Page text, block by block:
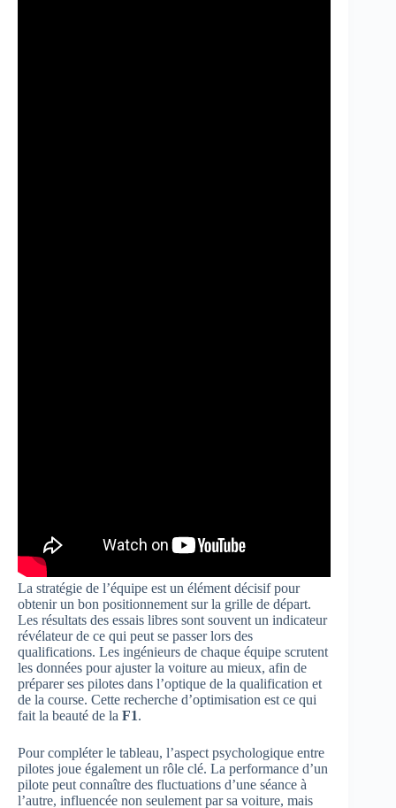
La stratégie de l’équipe est un élément décisif pour
obtenir un bon positionnement sur la grille de départ.
Les résultats des essais libres sont souvent un indicateur
révélateur de ce qui peut se passer lors des
qualifications. Les ingénieurs de chaque équipe scrutent
les données pour ajuster la voiture au mieux, afin de
préparer ses pilotes dans l’optique de la qualification et
de la course. Cette recherche d’optimisation est ce qui
fait la beauté de la F1.
Pour compléter le tableau, l’aspect psychologique entre
pilotes joue également un rôle clé. La performance d’un
pilote peut connaître des fluctuations d’une séance à
l’autre, influencée non seulement par sa voiture, mais